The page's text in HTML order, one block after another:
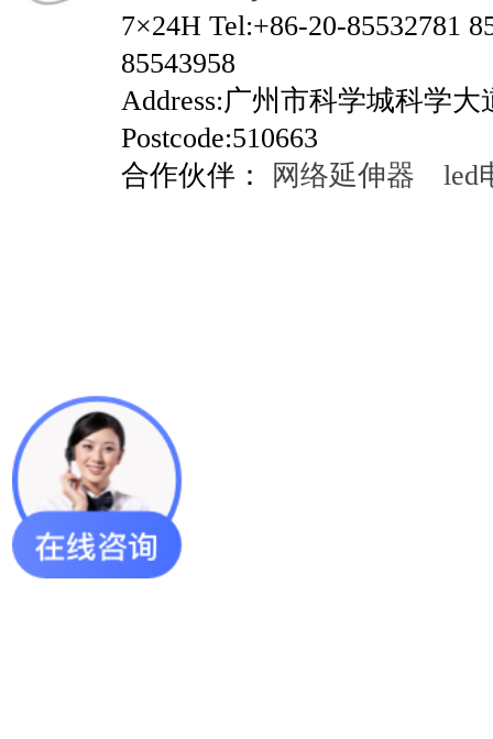
7×24H Tel:+86-20-85532781
85543958
Address:广州市科学城科学
Postcode:510663
合作伙伴：
网络延伸器 led